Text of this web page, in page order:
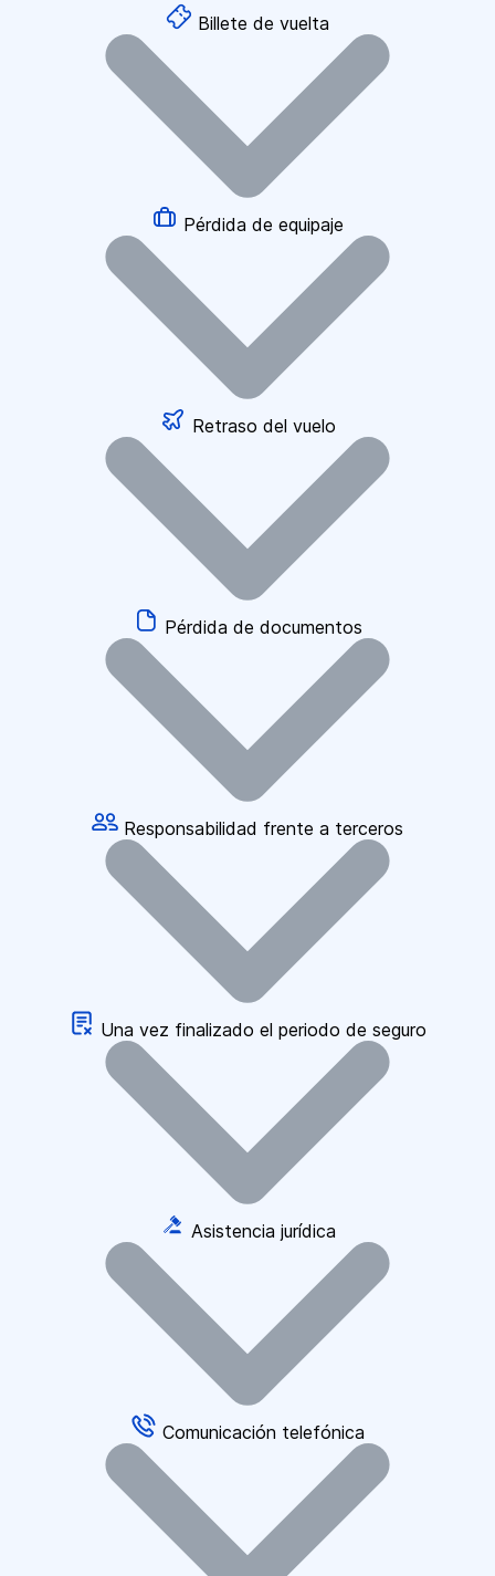
Billete de vuelta
Pérdida de equipaje
Retraso del vuelo
Pérdida de documentos
Responsabilidad frente a terceros
Una vez finalizado el periodo de seguro
Asistencia jurídica
Comunicación telefónica